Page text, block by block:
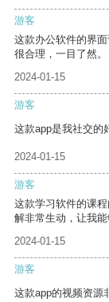
游客
这款办公软件的界
很合理，一目了然。
2024-01-15
游客
这款app是我社交的
2024-01-15
游客
这款学习软件的课
解非常生动，让我能
2024-01-15
游客
这款app的视频资源